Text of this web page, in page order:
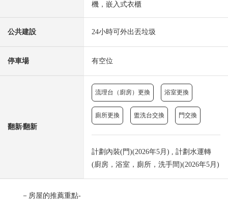
機，嵌入式衣櫃
公共建設 24小時可外出丟垃圾
停車場 有空位
翻新⁄翻新
流理台（廚房）更換 浴室更換
廁所更換 盥洗台交換 門交換
計劃內裝(門)(2026年5月) , 計劃水運轉
(廚房，浴室，廁所，洗手間)(2026年5月)
－房屋的推薦重點-